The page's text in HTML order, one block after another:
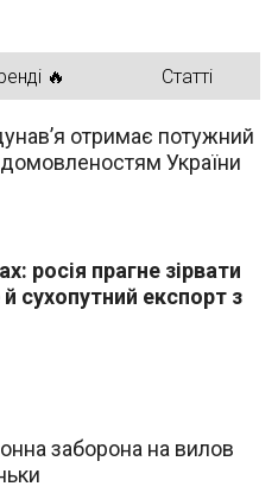
🔥 Статті
отримає потужний
України
росія прагне зірвати
сухопутний експорт з
заборона на вилов